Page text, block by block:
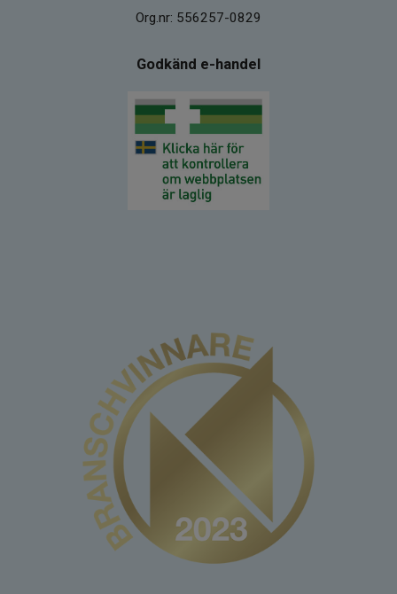
Org.nr: 556257-0829
Godkänd e-handel